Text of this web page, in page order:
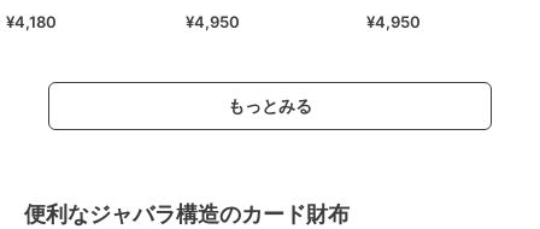
¥4,180 ¥4,950 ¥4,950
もっとみる
便利なジャバラ構造のカード財布